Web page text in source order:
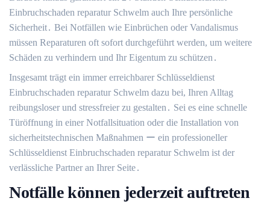
Einbruchschaden reparatur Schwelm auch Ihre persönliche
Sicherheit․ Bei Notfällen wie Einbrüchen oder Vandalismus
müssen Reparaturen oft sofort durchgeführt werden, um weitere
Schäden zu verhindern und Ihr Eigentum zu schützen․
Insgesamt trägt ein immer erreichbarer Schlüsseldienst
Einbruchschaden reparatur Schwelm dazu bei, Ihren Alltag
reibungsloser und stressfreier zu gestalten․ Sei es eine schnelle
Türöffnung in einer Notfallsituation oder die Installation von
sicherheitstechnischen Maßnahmen ー ein professioneller
Schlüsseldienst Einbruchschaden reparatur Schwelm ist der
verlässliche Partner an Ihrer Seite․
Notfälle können jederzeit auftreten